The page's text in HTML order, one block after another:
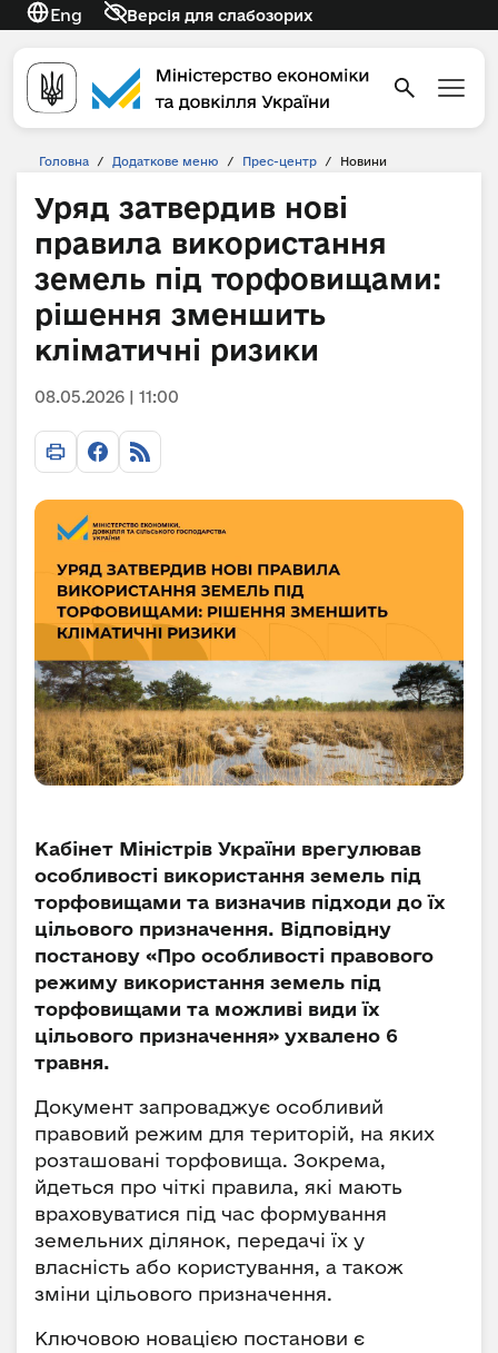
Eng Версія для слабозорих
Головна / Додаткове меню / Прес-центр / Новини
Уряд затвердив нові
правила використання
земель під торфовищами:
рішення зменшить
кліматичні ризики
08.05.2026 | 11:00
Кабінет Міністрів України врегулював
особливості використання земель під
торфовищами та визначив підходи до їх
цільового призначення. Відповідну
постанову «Про особливості правового
режиму використання земель під
торфовищами та можливі види їх
цільового призначення» ухвалено 6
травня.
Документ запроваджує особливий
правовий режим для територій, на яких
розташовані торфовища. Зокрема,
йдеться про чіткі правила, які мають
враховуватися під час формування
земельних ділянок, передачі їх у
власність або користування, а також
зміни цільового призначення.
Ключовою новацією постанови є